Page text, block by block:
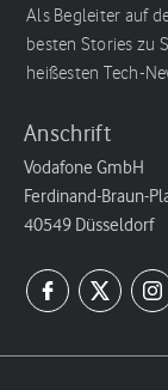
Als Begleiter auf
besten Stories zu
heißesten Tech-
Anschrift
Vodafone GmbH
Ferdinand-Braun-
40549 Düsseldorf